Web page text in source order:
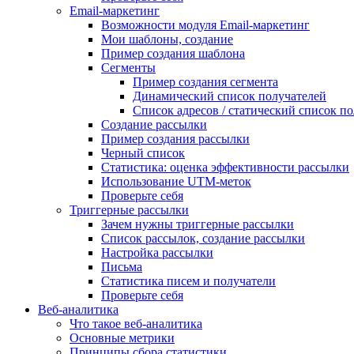
Email-маркетинг
Возможности модуля Email-маркетинг
Мои шаблоны, создание
Пример создания шаблона
Сегменты
Пример создания сегмента
Динамический список получателей
Список адресов / статический список
Создание рассылки
Пример создания рассылки
Черный список
Статистика: оценка эффективности рассылки
Использование UTM-меток
Проверьте себя
Триггерные рассылки
Зачем нужны триггерные рассылки
Список рассылок, создание рассылки
Настройка рассылки
Письма
Статистика писем и получатели
Проверьте себя
Веб-аналитика
Что такое веб-аналитика
Основные метрики